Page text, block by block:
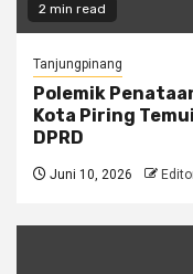
2 min read
Tanjungpinang
Polemik
Kota Piring
DPRD
Juni 10, 2026